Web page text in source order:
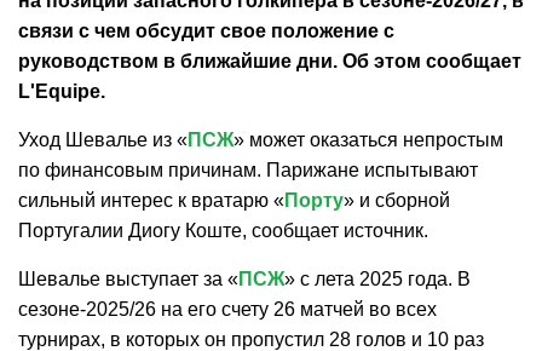
связи с чем обсудит свое положение с
руководством в ближайшие дни. Об этом сообщает
L'Equipe.
Уход Шевалье из «ПСЖ» может оказаться непростым
по финансовым причинам. Парижане испытывают
сильный интерес к вратарю «Порту» и сборной
Португалии Диогу Коште, сообщает источник.
Шевалье выступает за «ПСЖ» с лета 2025 года. В
сезоне-2025/26 на его счету 26 матчей во всех
турнирах, в которых он пропустил 28 голов и 10 раз